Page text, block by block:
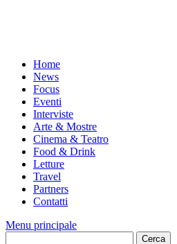
Home
News
Focus
Eventi
Interviste
Arte & Mostre
Cinema & Teatro
Food & Drink
Letture
Travel
Partners
Contatti
Menu principale